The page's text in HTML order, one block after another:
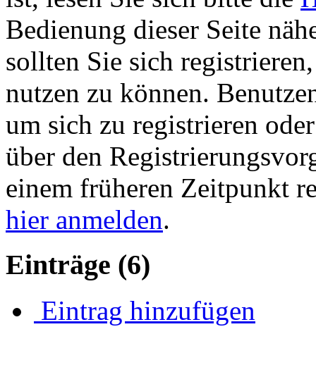
Bedienung dieser Seite
sollten Sie sich
nutzen zu können.
um sich zu registrieren
über den
einem früheren Zeitpunkt
hier anmelden.
Einträge (6)
Eintrag hinzufügen